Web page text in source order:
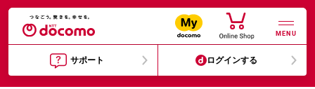
MENU
サポート ログインする